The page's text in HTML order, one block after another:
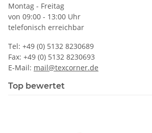
Montag - Freitag
von 09:00 - 13:00 Uhr
telefonisch erreichbar
Tel: +49 (0) 5132 8230689
Fax: +49 (0) 5132 8230693
E-Mail: mail@texcorner.de
Top bewertet